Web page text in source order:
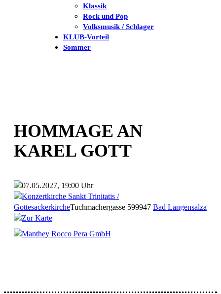
Klassik
Rock und Pop
Volksmusik / Schlager
KLUB-Vorteil
Sommer
HOMMAGE AN
KAREL GOTT
07.05.2027, 19:00 Uhr
Konzertkirche Sankt Trinitatis /
GottesackerkircheTuchmachergasse 599947 Bad Langensalza
Zur Karte
Manthey Rocco Pera GmbH